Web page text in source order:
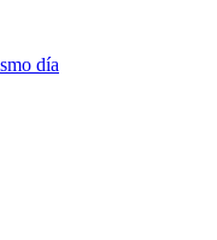
día